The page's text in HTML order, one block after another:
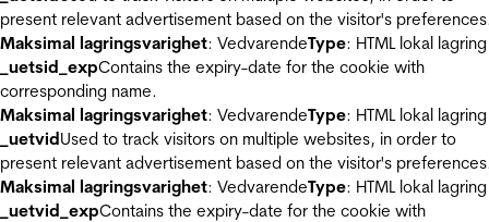
present relevant advertisement based on the visitor's
Maksimal lagringsvarighet: VedvarendeType: HTML lokal lagring
_uetsid_expContains the expiry-date for the cookie with
corresponding name.
Maksimal lagringsvarighet: VedvarendeType: HTML lokal lagring
_uetvidUsed to track visitors on multiple websites, in order to
present relevant advertisement based on the visitor's
Maksimal lagringsvarighet: VedvarendeType: HTML lokal lagring
_uetvid_expContains the expiry-date for the cookie with